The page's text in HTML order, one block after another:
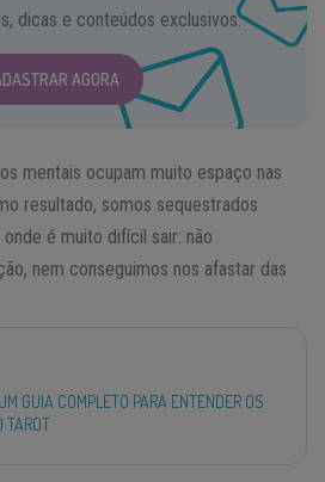
dicas e conteúdos exclusivos.
AGORA
mentais ocupam muito espaço nas
resultado, somos sequestrados
é muito difícil sair: não
nem conseguimos nos afastar das
GUIA COMPLETO PARA ENTENDER OS
TAROT